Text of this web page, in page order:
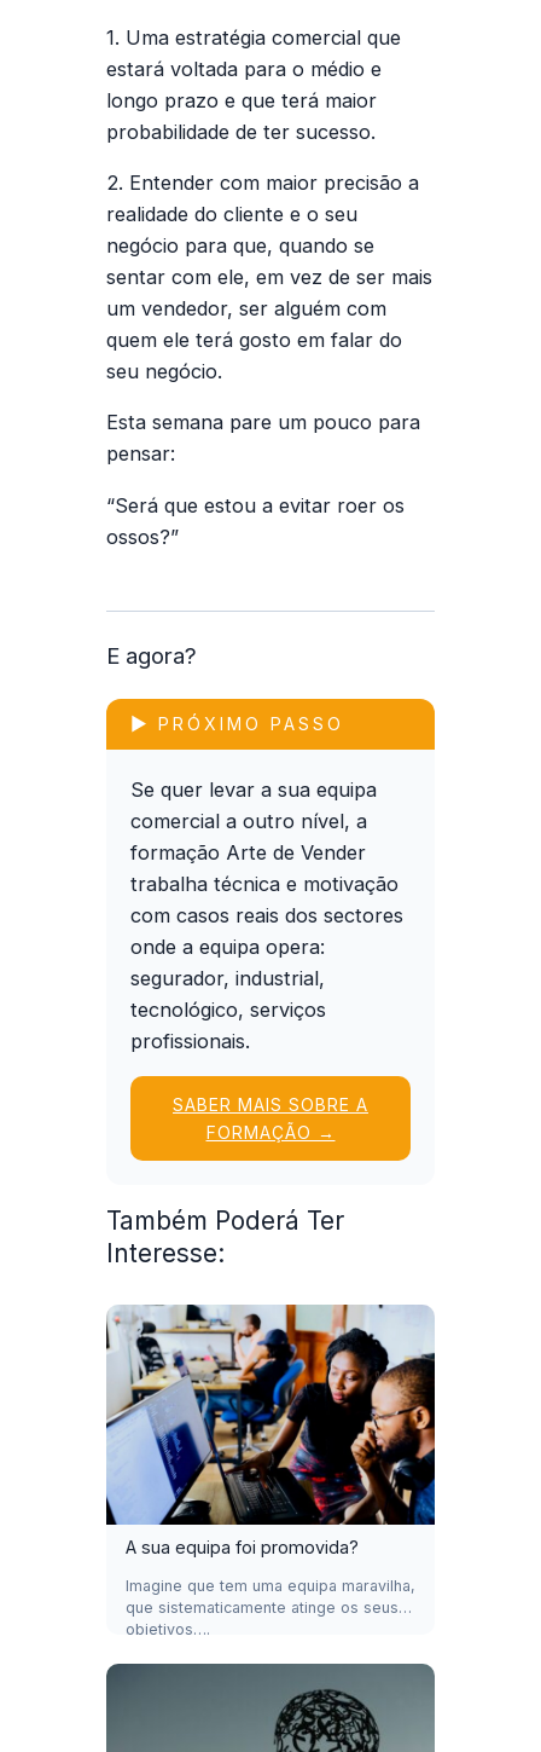
1. Uma estratégia comercial que
estará voltada para o médio e
longo prazo e que terá maior
probabilidade de ter sucesso.
2. Entender com maior precisão a
realidade do cliente e o seu
negócio para que, quando se
sentar com ele, em vez de ser mais
um vendedor, ser alguém com
quem ele terá gosto em falar do
seu negócio.
Esta semana pare um pouco para
pensar:
“Será que estou a evitar roer os
ossos?”
E agora?
▶ PRÓXIMO PASSO
Se quer levar a sua equipa
comercial a outro nível, a
formação Arte de Vender
trabalha técnica e motivação
com casos reais dos sectores
onde a equipa opera:
segurador, industrial,
tecnológico, serviços
profissionais.
SABER MAIS SOBRE A
FORMAÇÃO →
Também Poderá Ter
Interesse:
A sua equipa foi promovida?
Imagine que tem uma equipa maravilha,
que sistematicamente atinge os seus
objetivos….